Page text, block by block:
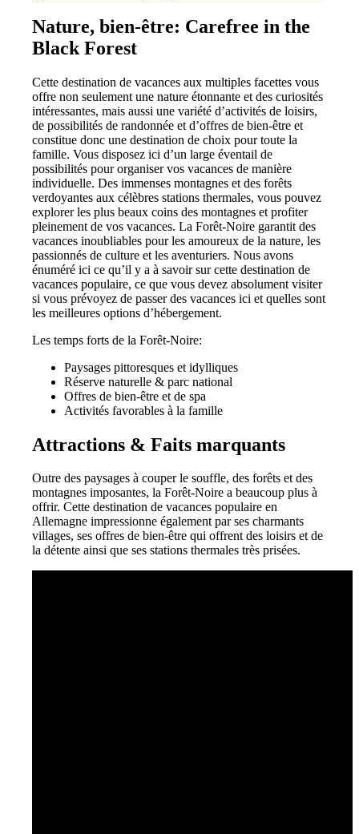
Nature, bien-être: Carefree in the
Black Forest
Cette destination de vacances aux multiples facettes vous
offre non seulement une nature étonnante et des curiosités
intéressantes, mais aussi une variété d’activités de loisirs,
de possibilités de randonnée et d’offres de bien-être et
constitue donc une destination de choix pour toute la
famille. Vous disposez ici d’un large éventail de
possibilités pour organiser vos vacances de manière
individuelle. Des immenses montagnes et des forêts
verdoyantes aux célèbres stations thermales, vous pouvez
explorer les plus beaux coins des montagnes et profiter
pleinement de vos vacances. La Forêt-Noire garantit des
vacances inoubliables pour les amoureux de la nature, les
passionnés de culture et les aventuriers. Nous avons
énuméré ici ce qu’il y a à savoir sur cette destination de
vacances populaire, ce que vous devez absolument visiter
si vous prévoyez de passer des vacances ici et quelles sont
les meilleures options d’hébergement.
Les temps forts de la Forêt-Noire:
Paysages pittoresques et idylliques
Réserve naturelle & parc national
Offres de bien-être et de spa
Activités favorables à la famille
Attractions & Faits marquants
Outre des paysages à couper le souffle, des forêts et des
montagnes imposantes, la Forêt-Noire a beaucoup plus à
offrir. Cette destination de vacances populaire en
Allemagne impressionne également par ses charmants
villages, ses offres de bien-être qui offrent des loisirs et de
la détente ainsi que ses stations thermales très prisées.